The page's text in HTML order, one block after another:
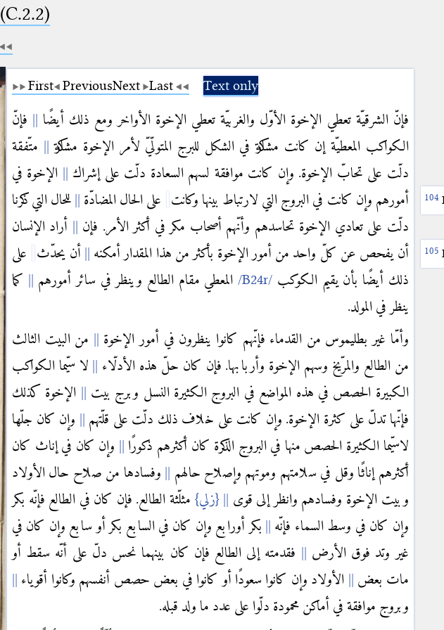
(C.2.2)
First PreviousNext Last Text only
فإنّ الشرقيّة تعطي الإخوة الأوّل والغربيّة تعطي الإخوة الأواخر ومع ذلك أيضًا
فإنّ
الكواكب المعطيّة إن كانت مشاركة في الشكل للبرج المتولّيّ لأمر الإخوة مشاركة
متّفقة
دلّت على تحابّ الإخوة. وإن كانت موافقة لسهم السعادة دلّت على إشراك
الإخوة في
أمورهم وإن كانت في البروج التي لارتباط بينها وكانت
على الحال المضادّة
للحال التي ذكرنا
دلّت على تعادي الإخوة تحاسدهم وأنّهم أصحاب مكر في أكثر الأمر. فإن
أراد الإنسان
أن يفحص عن كلّ واحد من أمور الإخوة بأكثر من هذا المقدار أمكنه
أن يحدّث
على
ذلك أيضًا بأن يقيم الكوكب
المعطي مقام الطالع وينظر في سائر أمورهم
كما
ينظر في المولد.
وأمّا غير بطليموس من القدماء فإنّهم كانوا ينظرون في أمور الإخوة
من البيت الثالث
من الطالع والمرّيخ وسهم الإخوة وأربابها. فإن كان حلّ هذه الأدلّاء
لا سيّما الكواكب
الكبيرة الحصص في هذه المواضع في البروج الكثيرة النسل وبرج بيت
الإخوة كذلك
فإنّها تدلّ على كثرة الإخوة. وإن كانت على خلاف ذلك دلّت على قلّتهم
وإن كان جلّها
لاسيّما الكثيرة الحصص منها في البروج الذكرة كان أكثرهم ذكورًا
وإن كان في إناث كان
أكثرهم إناثًا وقل في سلامتهم وموتهم وإصلاح حالهم
وفسادها من صلاح حال الأولاد
وبيت الإخوة وفسادهم وانظر إلى قوى
{زلي} مثلّثة الطالع. فإن كان في الطالع فإنّه بكر
وإن كان في وسط السماء فإنّه
بكر أورابع وإن كان في السابع بكر أو سابع وإن كان في
غير وتد فوق الأرض
فقدمته إلى الطالع فإن كان بينهما نحس دلّ على أنّه سقط أو
مات بعض
الأولاد وإن كانوا سعودًا أو كانوا في بعض حصص أنفسهم وكانوا أقوياء
وبروج موافقة في أماكن محمودة دلّوا على عدد ما ولد قبله.